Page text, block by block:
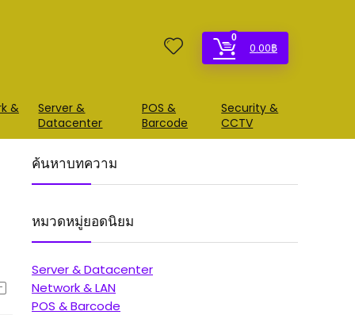
0
0.00฿
&
Server &
Datacenter
POS &
Barcode
Security &
CCTV
ค้นหาบทความ
หมวดหมู่ยอดนิยม
Server & Datacenter
Network & LAN
POS & Barcode